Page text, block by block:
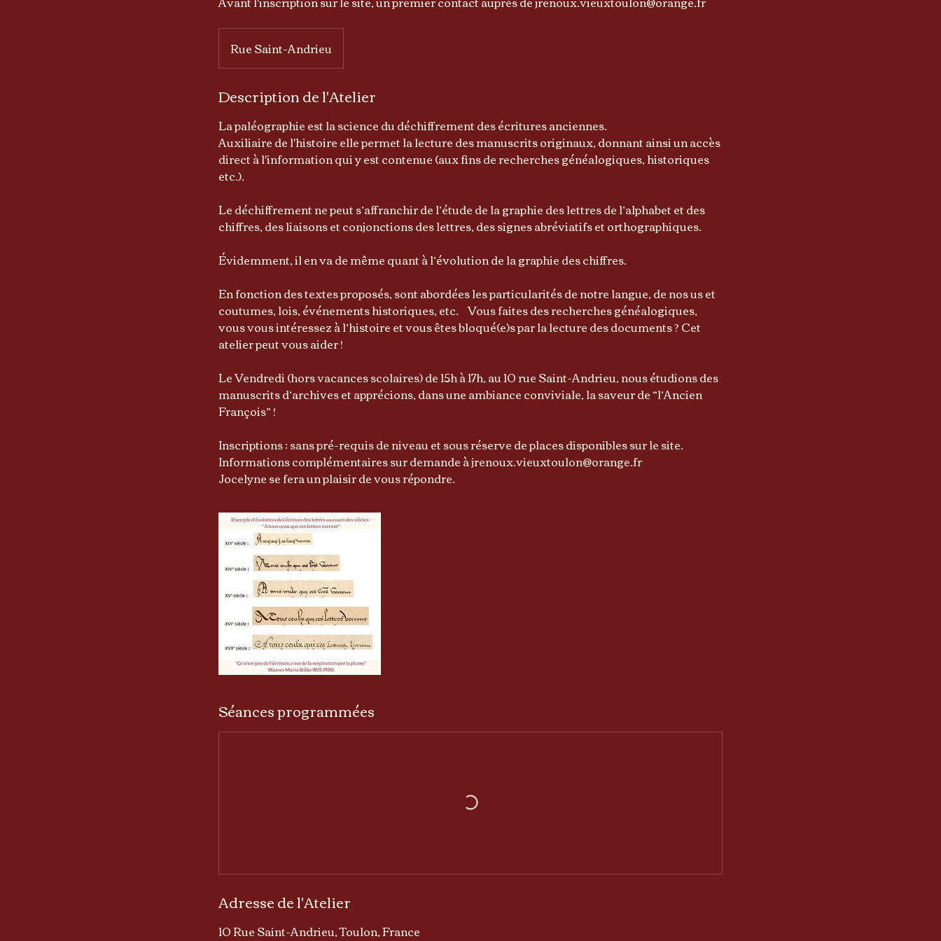
Rue Saint-Andrieu
Description de l'Atelier
La paléographie est la science du déchiffrement des écritures anciennes.
Auxiliaire de l'histoire elle permet la lecture des manuscrits originaux, donnant ainsi un accès
direct à l'information qui y est contenue (aux fins de recherches généalogiques, historiques
etc.).
Le déchiffrement ne peut s’affranchir de l’étude de la graphie des lettres de l’alphabet et des
chiffres, des liaisons et conjonctions des lettres, des signes abréviatifs et orthographiques.
Évidemment, il en va de même quant à l’évolution de la graphie des chiffres.
En fonction des textes proposés, sont abordées les particularités de notre langue, de nos us et
coutumes, lois, événements historiques, etc. Vous faites des recherches généalogiques,
vous vous intéressez à l’histoire et vous êtes bloqué(e)s par la lecture des documents ? Cet
atelier peut vous aider !
Le Vendredi (hors vacances scolaires) de 15h à 17h, au 10 rue Saint-Andrieu, nous étudions des
manuscrits d’archives et apprécions, dans une ambiance conviviale, la saveur de “l’Ancien
François” !
Inscriptions : sans pré-requis de niveau et sous réserve de places disponibles sur le site.
Informations complémentaires sur demande à jrenoux.vieuxtoulon@orange.fr
Jocelyne se fera un plaisir de vous répondre.
Séances programmées
Adresse de l'Atelier
10 Rue Saint-Andrieu, Toulon, France